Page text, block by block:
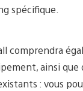
spécifique.
comprendra
ainsi que
: vous